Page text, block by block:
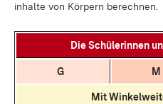
in­hal­te von Kör­pern be­rech­nen.
Die Schü­le­rin­nen
G M
Mit